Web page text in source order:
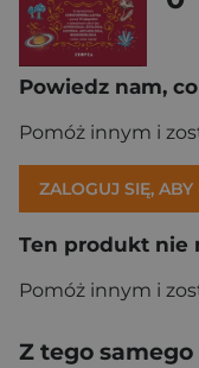
Powiedz nam,
Pomóż innym i
ZALOGUJ SIĘ,
Ten produkt nie
Pomóż innym i
Z tego